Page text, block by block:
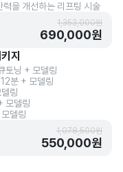
을 개선하는 리프팅 시술
1,353,000원
690,000원
지
토닝 + 모델링
분 + 모델링
링
모델링
델링
1,078,500원
550,000원